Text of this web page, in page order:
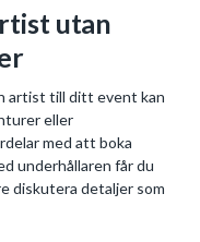
utan
artist till ditt event kan
eller
med att boka
underhållaren får du
diskutera detaljer som